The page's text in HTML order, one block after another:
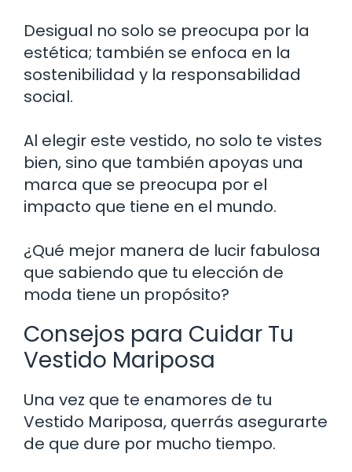
Desigual no solo se preocupa por la
estética; también se enfoca en la
sostenibilidad y la responsabilidad
social.
Al elegir este vestido, no solo te vistes
bien, sino que también apoyas una
marca que se preocupa por el
impacto que tiene en el mundo.
¿Qué mejor manera de lucir fabulosa
que sabiendo que tu elección de
moda tiene un propósito?
Consejos para Cuidar Tu
Vestido Mariposa
Una vez que te enamores de tu
Vestido Mariposa, querrás asegurarte
de que dure por mucho tiempo.